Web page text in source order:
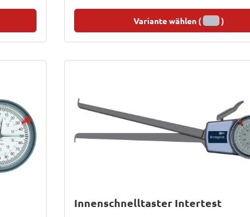
Variante wählen ( )
Innenschnelltaster Intertest